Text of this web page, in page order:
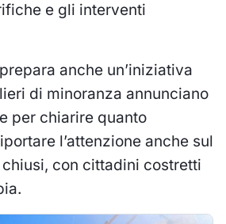
e gli interventi
anche un’iniziativa
di minoranza annunciano
per chiarire quanto
l’attenzione anche sul
con cittadini costretti